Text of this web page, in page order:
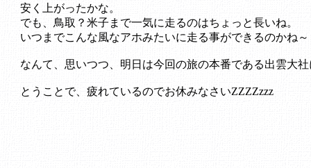
安く上がったかな。
でも、鳥取？米子まで一気に走るのはちょっと長いね。
いつまでこんな風なアホみたいに走る事ができるのかね～
なんて、思いつつ、明日は今回の旅の本番である出雲大
とうことで、疲れているのでお休みなさいZZZZzzz